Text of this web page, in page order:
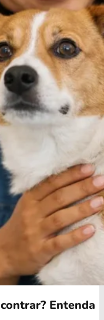
Entenda